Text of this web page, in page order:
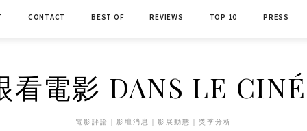
CONTACT BEST OF REVIEWS TOP 10 PRESS
看電影 DANS LE
電影評論｜影壇消息｜影展動態｜獎季分析